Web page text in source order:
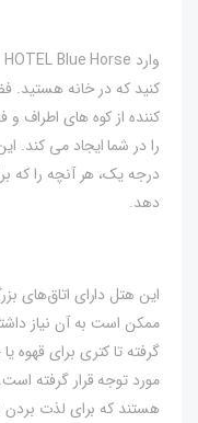
کنید که در خانه هستید.
کننده از کوه های اطراف
را در شما ایجاد می کند.
درجه یک، هر آنچه را که
دهد.
این هتل دارای اتاق‌های
ممکن است به آن نیاز
گرفته تا کتری برای
مورد توجه قرار گرفته
هستند که برای لذت بردن